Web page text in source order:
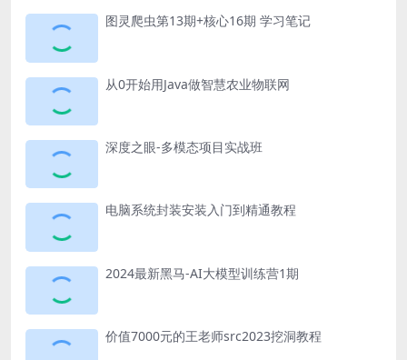
图灵爬虫第13期+核心16期 学习笔记
从0开始用Java做智慧农业物联网
深度之眼-多模态项目实战班
电脑系统封装安装入门到精通教程
2024最新黑马-AI大模型训练营1期
价值7000元的王老师src2023挖洞教程